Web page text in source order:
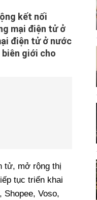
kết nối
mại điện tử ở
điện tử ở nước
giới cho
tử, mở rộng thị
tục triển khai
Voso,